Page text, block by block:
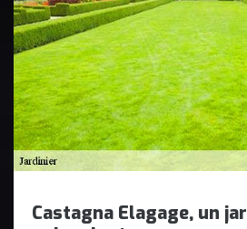
Castagna Elagage, un